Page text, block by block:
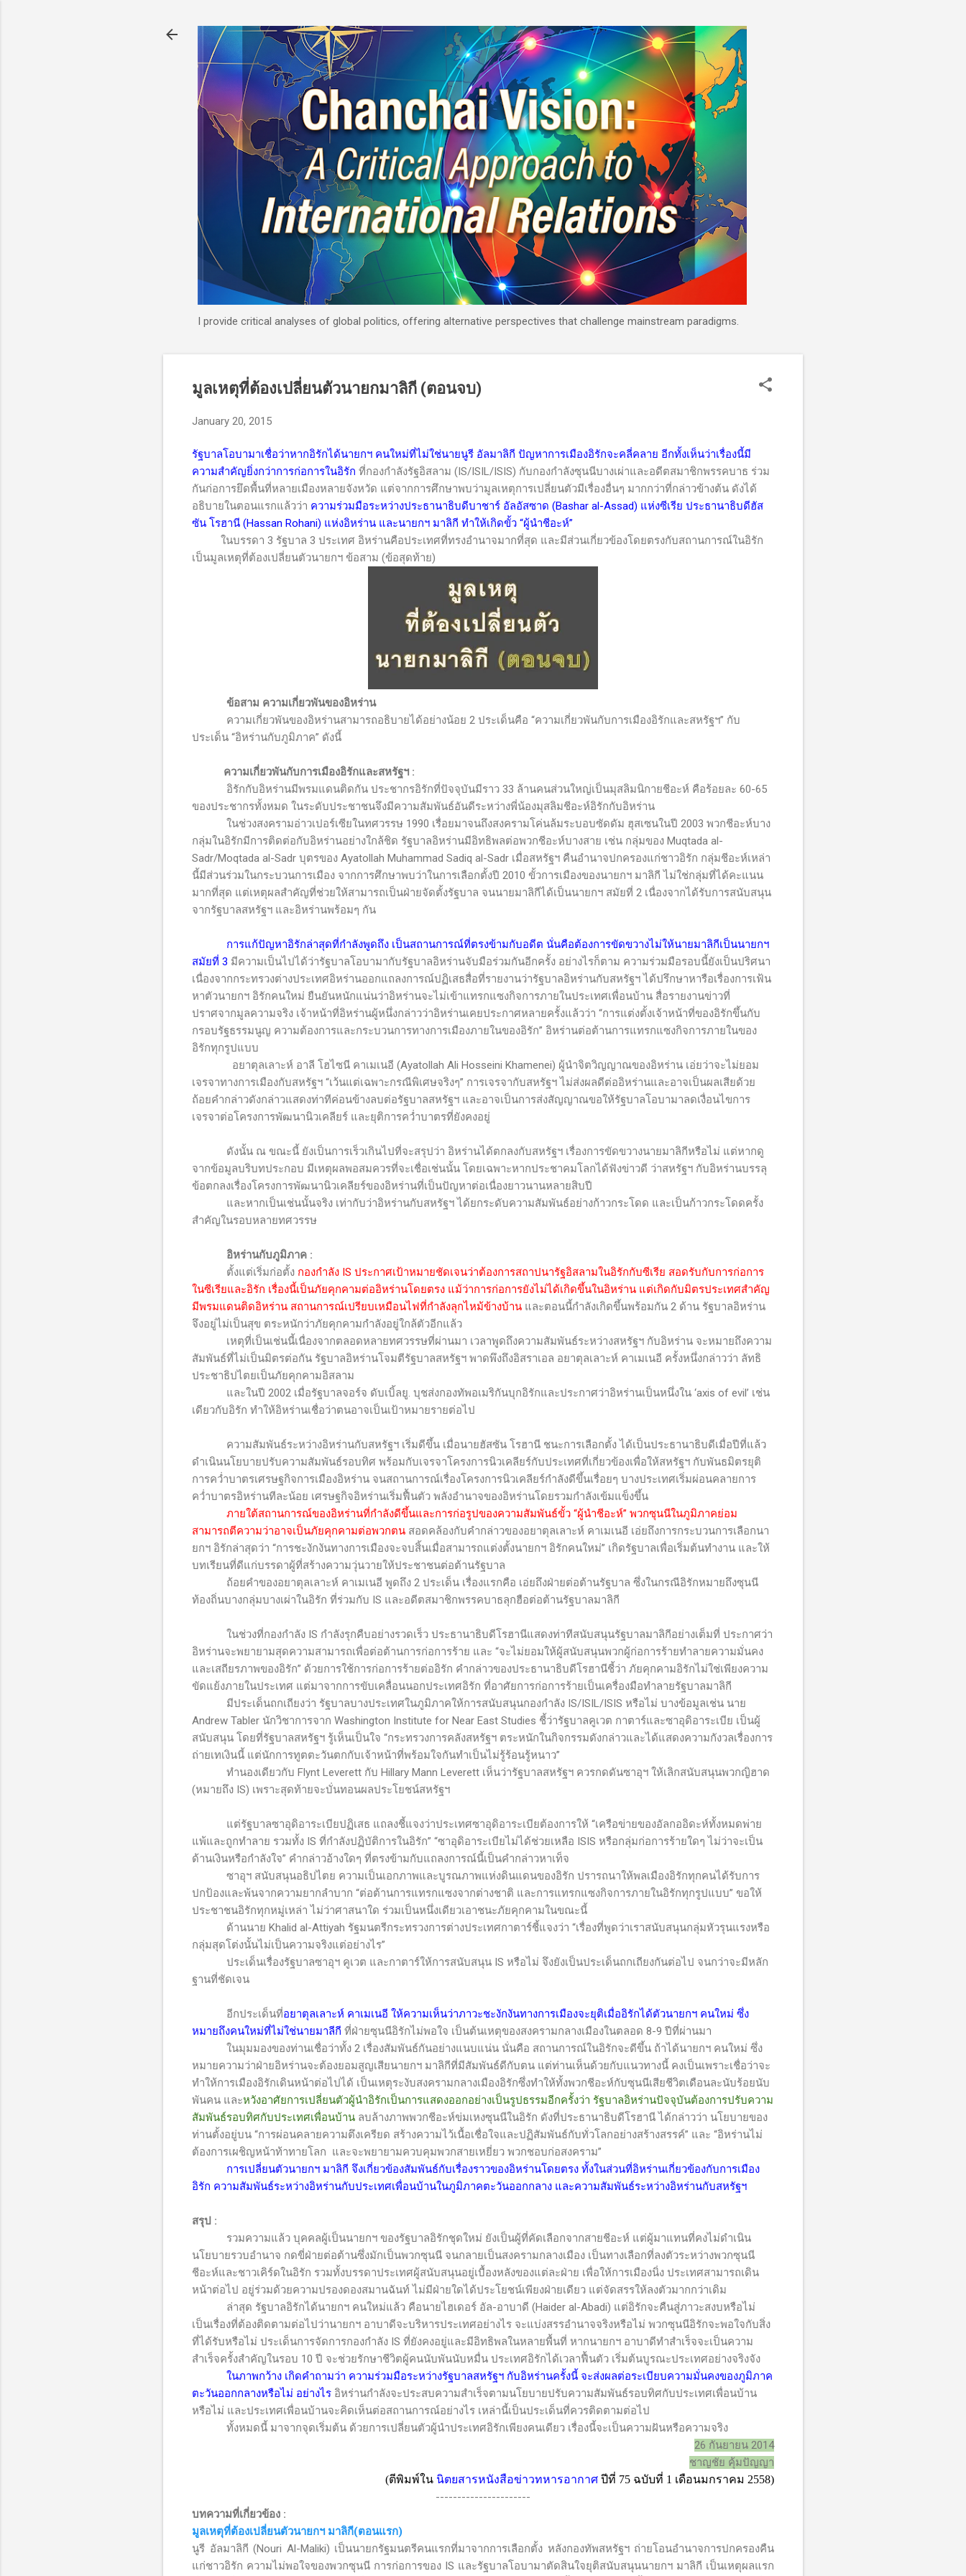
I provide critical analyses of global politics, offering alternative perspectives that challenge mainstream paradigms.
มูลเหตุที่ต้องเปลี่ยนตัวนายกมาลิกี (ตอนจบ)
January 20, 2015
รัฐบาลโอบามาเชื่อว่าหากอิรักได้นายกฯ คนใหม่ที่ไม่ใช่นายนูรี อัลมาลิกี ปัญหาการเมืองอิรักจะคลี่คลาย อีกทั้งเห็นว่าเรื่องนี้มี
ความสำคัญยิ่งกว่าการก่อการในอิรัก ที่กองกำลังรัฐอิสลาม (IS/ISIL/ISIS) กับกองกำลังซุนนีบางเผ่าและอดีตสมาชิกพรรคบาธ ร่วม
กันก่อการยึดพื้นที่หลายเมืองหลายจังหวัด แต่จากการศึกษาพบว่ามูลเหตุการเปลี่ยนตัวมีเรื่องอื่นๆ มากกว่าที่กล่าวข้างต้น ดังได้
อธิบายในตอนแรกแล้วว่า ความร่วมมือระหว่างประธานาธิบดีบาชาร์ อัลอัสซาด (Bashar al-Assad) แห่งซีเรีย ประธานาธิบดีฮัส
ซัน โรฮานี (Hassan Rohani) แห่งอิหร่าน และนายกฯ มาลิกี ทำให้เกิดขั้ว “ผู้นำชีอะห์”
ในบรรดา 3 รัฐบาล 3 ประเทศ อิหร่านคือประเทศที่ทรงอำนาจมากที่สุด และมีส่วนเกี่ยวข้องโดยตรงกับสถานการณ์ในอิรัก
เป็นมูลเหตุที่ต้องเปลี่ยนตัวนายกฯ ข้อสาม (ข้อสุดท้าย)
ข้อสาม ความเกี่ยวพันของอิหร่าน
ความเกี่ยวพันของอิหร่านสามารถอธิบายได้อย่างน้อย 2 ประเด็นคือ “ความเกี่ยวพันกับการเมืองอิรักและสหรัฐฯ” กับ
ประเด็น “อิหร่านกับภูมิภาค” ดังนี้
ความเกี่ยวพันกับการเมืองอิรักและสหรัฐฯ :
อิรักกับอิหร่านมีพรมแดนติดกัน ประชากรอิรักที่ปัจจุบันมีราว 33 ล้านคนส่วนใหญ่เป็นมุสลิมนิกายชีอะห์ คือร้อยละ 60-65
ของประชากรทั้งหมด ในระดับประชาชนจึงมีความสัมพันธ์อันดีระหว่างพี่น้องมุสลิมชีอะห์อิรักกับอิหร่าน
ในช่วงสงครามอ่าวเปอร์เซียในทศวรรษ 1990 เรื่อยมาจนถึงสงครามโค่นล้มระบอบซัดดัม ฮุสเซนในปี 2003 พวกชีอะห์บาง
กลุ่มในอิรักมีการติดต่อกับอิหร่านอย่างใกล้ชิด รัฐบาลอิหร่านมีอิทธิพลต่อพวกชีอะห์บางสาย เช่น กลุ่มของ Muqtada al-
Sadr/Moqtada al-Sadr บุตรของ Ayatollah Muhammad Sadiq al-Sadr เมื่อสหรัฐฯ คืนอำนาจปกครองแก่ชาวอิรัก กลุ่มชีอะห์เหล่า
นี้มีส่วนร่วมในกระบวนการเมือง จากการศึกษาพบว่าในการเลือกตั้งปี 2010 ขั้วการเมืองของนายกฯ มาลิกี ไม่ใช่กลุ่มที่ได้คะแนน
มากที่สุด แต่เหตุผลสำคัญที่ช่วยให้สามารถเป็นฝ่ายจัดตั้งรัฐบาล จนนายมาลิกีได้เป็นนายกฯ สมัยที่ 2 เนื่องจากได้รับการสนับสนุน
จากรัฐบาลสหรัฐฯ และอิหร่านพร้อมๆ กัน
การแก้ปัญหาอิรักล่าสุดที่กำลังพูดถึง เป็นสถานการณ์ที่ตรงข้ามกับอดีต นั่นคือต้องการขัดขวางไม่ให้นายมาลิกีเป็นนายกฯ
สมัยที่ 3 มีความเป็นไปได้ว่ารัฐบาลโอบามากับรัฐบาลอิหร่านจับมือร่วมกันอีกครั้ง อย่างไรก็ตาม ความร่วมมือรอบนี้ยังเป็นปริศนา
เนื่องจากกระทรวงต่างประเทศอิหร่านออกแถลงการณ์ปฏิเสธสื่อที่รายงานว่ารัฐบาลอิหร่านกับสหรัฐฯ ได้ปรึกษาหารือเรื่องการเฟ้น
หาตัวนายกฯ อิรักคนใหม่ ยืนยันหนักแน่นว่าอิหร่านจะไม่เข้าแทรกแซงกิจการภายในประเทศเพื่อนบ้าน สื่อรายงานข่าวที่
ปราศจากมูลความจริง เจ้าหน้าที่อิหร่านผู้หนึ่งกล่าวว่าอิหร่านเคยประกาศหลายครั้งแล้วว่า “การแต่งตั้งเจ้าหน้าที่ของอิรักขึ้นกับ
กรอบรัฐธรรมนูญ ความต้องการและกระบวนการทางการเมืองภายในของอิรัก” อิหร่านต่อต้านการแทรกแซงกิจการภายในของ
อิรักทุกรูปแบบ
อยาตุลเลาะห์ อาลี โฮไซนี คาเมเนอี (Ayatollah Ali Hosseini Khamenei) ผู้นำจิตวิญญาณของอิหร่าน เอ่ยว่าจะไม่ยอม
เจรจาทางการเมืองกับสหรัฐฯ “เว้นแต่เฉพาะกรณีพิเศษจริงๆ” การเจรจากับสหรัฐฯ ไม่ส่งผลดีต่ออิหร่านและอาจเป็นผลเสียด้วย
ถ้อยคำกล่าวดังกล่าวแสดงท่าทีค่อนข้างลบต่อรัฐบาลสหรัฐฯ และอาจเป็นการส่งสัญญาณขอให้รัฐบาลโอบามาลดเงื่อนไขการ
เจรจาต่อโครงการพัฒนานิวเคลียร์ และยุติการคว่ำบาตรที่ยังคงอยู่
ดังนั้น ณ ขณะนี้ ยังเป็นการเร็วเกินไปที่จะสรุปว่า อิหร่านได้ตกลงกับสหรัฐฯ เรื่องการขัดขวางนายมาลิกีหรือไม่ แต่หากดู
จากข้อมูลบริบทประกอบ มีเหตุผลพอสมควรที่จะเชื่อเช่นนั้น โดยเฉพาะหากประชาคมโลกได้ฟังข่าวดี ว่าสหรัฐฯ กับอิหร่านบรรลุ
ข้อตกลงเรื่องโครงการพัฒนานิวเคลียร์ของอิหร่านที่เป็นปัญหาต่อเนื่องยาวนานหลายสิบปี
และหากเป็นเช่นนั้นจริง เท่ากับว่าอิหร่านกับสหรัฐฯ ได้ยกระดับความสัมพันธ์อย่างก้าวกระโดด และเป็นก้าวกระโดดครั้ง
สำคัญในรอบหลายทศวรรษ
อิหร่านกับภูมิภาค :
ตั้งแต่เริ่มก่อตั้ง กองกำลัง IS ประกาศเป้าหมายชัดเจนว่าต้องการสถาปนารัฐอิสลามในอิรักกับซีเรีย สอดรับกับการก่อการ
ในซีเรียและอิรัก เรื่องนี้เป็นภัยคุกคามต่ออิหร่านโดยตรง แม้ว่าการก่อการยังไม่ได้เกิดขึ้นในอิหร่าน แต่เกิดกับมิตรประเทศสำคัญ
มีพรมแดนติดอิหร่าน สถานการณ์เปรียบเหมือนไฟที่กำลังลุกไหม้ข้างบ้าน และตอนนี้กำลังเกิดขึ้นพร้อมกัน 2 ด้าน รัฐบาลอิหร่าน
จึงอยู่ไม่เป็นสุข ตระหนักว่าภัยคุกคามกำลังอยู่ใกล้ตัวอีกแล้ว
เหตุที่เป็นเช่นนี้เนื่องจากตลอดหลายทศวรรษที่ผ่านมา เวลาพูดถึงความสัมพันธ์ระหว่างสหรัฐฯ กับอิหร่าน จะหมายถึงความ
สัมพันธ์ที่ไม่เป็นมิตรต่อกัน รัฐบาลอิหร่านโจมตีรัฐบาลสหรัฐฯ พาดพึงถึงอิสราเอล อยาตุลเลาะห์ คาเมเนอี ครั้งหนึ่งกล่าวว่า ลัทธิ
ประชาธิปไตยเป็นภัยคุกคามอิสลาม
และในปี 2002 เมื่อรัฐบาลจอร์จ ดับเบิ้ลยู. บุชส่งกองทัพอเมริกันบุกอิรักและประกาศว่าอิหร่านเป็นหนึ่งใน ‘axis of evil’ เช่น
เดียวกับอิรัก ทำให้อิหร่านเชื่อว่าตนอาจเป็นเป้าหมายรายต่อไป
ความสัมพันธ์ระหว่างอิหร่านกับสหรัฐฯ เริ่มดีขึ้น เมื่อนายฮัสซัน โรฮานี ชนะการเลือกตั้ง ได้เป็นประธานาธิบดีเมื่อปีที่แล้ว
ดำเนินนโยบายปรับความสัมพันธ์รอบทิศ พร้อมกับเจรจาโครงการนิวเคลียร์กับประเทศที่เกี่ยวข้องเพื่อให้สหรัฐฯ กับพันธมิตรยุติ
การคว่ำบาตรเศรษฐกิจการเมืองอิหร่าน จนสถานการณ์เรื่องโครงการนิวเคลียร์กำลังดีขึ้นเรื่อยๆ บางประเทศเริ่มผ่อนคลายการ
คว่ำบาตรอิหร่านทีละน้อย เศรษฐกิจอิหร่านเริ่มฟื้นตัว พลังอำนาจของอิหร่านโดยรวมกำลังเข้มแข็งขึ้น
ภายใต้สถานการณ์ของอิหร่านที่กำลังดีขึ้นและการก่อรูปของความสัมพันธ์ขั้ว “ผู้นำชีอะห์” พวกซุนนีในภูมิภาคย่อม
สามารถตีความว่าอาจเป็นภัยคุกคามต่อพวกตน สอดคล้องกับคำกล่าวของอยาตุลเลาะห์ คาเมเนอี เอ่ยถึงการกระบวนการเลือกนา
ยกฯ อิรักล่าสุดว่า “การชะงักงันทางการเมืองจะจบสิ้นเมื่อสามารถแต่งตั้งนายกฯ อิรักคนใหม่” เกิดรัฐบาลเพื่อเริ่มต้นทำงาน และให้
บทเรียนที่ดีแก่บรรดาผู้ที่สร้างความวุ่นวายให้ประชาชนต่อต้านรัฐบาล
ถ้อยคำของอยาตุลเลาะห์ คาเมเนอี พูดถึง 2 ประเด็น เรื่องแรกคือ เอ่ยถึงฝ่ายต่อต้านรัฐบาล ซึ่งในกรณีอิรักหมายถึงซุนนี
ท้องถิ่นบางกลุ่มบางเผ่าในอิรัก ที่ร่วมกับ IS และอดีตสมาชิกพรรคบาธลุกฮือต่อต้านรัฐบาลมาลิกี
ในช่วงที่กองกำลัง IS กำลังรุกคืบอย่างรวดเร็ว ประธานาธิบดีโรฮานีแสดงท่าทีสนับสนุนรัฐบาลมาลิกีอย่างเต็มที่ ประกาศว่า
อิหร่านจะพยายามสุดความสามารถเพื่อต่อต้านการก่อการร้าย และ “จะไม่ยอมให้ผู้สนับสนุนพวกผู้ก่อการร้ายทำลายความมั่นคง
และเสถียรภาพของอิรัก” ด้วยการใช้การก่อการร้ายต่ออิรัก คำกล่าวของประธานาธิบดีโรฮานีชี้ว่า ภัยคุกคามอิรักไม่ใช่เพียงความ
ขัดแย้งภายในประเทศ แต่มาจากการขับเคลื่อนนอกประเทศอิรัก ที่อาศัยการก่อการร้ายเป็นเครื่องมือทำลายรัฐบาลมาลิกี
มีประเด็นถกเถียงว่า รัฐบาลบางประเทศในภูมิภาคให้การสนับสนุนกองกำลัง IS/ISIL/ISIS หรือไม่ บางข้อมูลเช่น นาย
Andrew Tabler นักวิชาการจาก Washington Institute for Near East Studies ชี้ว่ารัฐบาลคูเวต กาตาร์และซาอุดิอาระเบีย เป็นผู้
สนับสนุน โดยที่รัฐบาลสหรัฐฯ รู้เห็นเป็นใจ “กระทรวงการคลังสหรัฐฯ ตระหนักในกิจกรรมดังกล่าวและได้แสดงความกังวลเรื่องการ
ถ่ายเทเงินนี้ แต่นักการทูตตะวันตกกับเจ้าหน้าที่พร้อมใจกันทำเป็นไม่รู้ร้อนรู้หนาว”
ทำนองเดียวกับ Flynt Leverett กับ Hillary Mann Leverett เห็นว่ารัฐบาลสหรัฐฯ ควรกดดันซาอุฯ ให้เลิกสนับสนุนพวกญิฮาด
(หมายถึง IS) เพราะสุดท้ายจะบั่นทอนผลประโยชน์สหรัฐฯ
แต่รัฐบาลซาอุดิอาระเบียปฏิเสธ แถลงชี้แจงว่าประเทศซาอุดิอาระเบียต้องการให้ “เครือข่ายของอัลกออิดะห์ทั้งหมดพ่าย
แพ้และถูกทำลาย รวมทั้ง IS ที่กำลังปฏิบัติการในอิรัก” “ซาอุดิอาระเบียไม่ได้ช่วยเหลือ ISIS หรือกลุ่มก่อการร้ายใดๆ ไม่ว่าจะเป็น
ด้านเงินหรือกำลังใจ” คำกล่าวอ้างใดๆ ที่ตรงข้ามกับแถลงการณ์นี้เป็นคำกล่าวหาเท็จ
ซาอุฯ สนับสนุนอธิปไตย ความเป็นเอกภาพและบูรณภาพแห่งดินแดนของอิรัก ปรารถนาให้พลเมืองอิรักทุกคนได้รับการ
ปกป้องและพ้นจากความยากลำบาก “ต่อต้านการแทรกแซงจากต่างชาติ และการแทรกแซงกิจการภายในอิรักทุกรูปแบบ” ขอให้
ประชาชนอิรักทุกหมู่เหล่า ไม่ว่าศาสนาใด ร่วมเป็นหนึ่งเดียวเอาชนะภัยคุกคามในขณะนี้
ด้านนาย Khalid al-Attiyah รัฐมนตรีกระทรวงการต่างประเทศกาตาร์ชี้แจงว่า “เรื่องที่พูดว่าเราสนับสนุนกลุ่มหัวรุนแรงหรือ
กลุ่มสุดโต่งนั้นไม่เป็นความจริงแต่อย่างไร”
ประเด็นเรื่องรัฐบาลซาอุฯ คูเวต และกาตาร์ให้การสนับสนุน IS หรือไม่ จึงยังเป็นประเด็นถกเถียงกันต่อไป จนกว่าจะมีหลัก
ฐานที่ชัดเจน
อีกประเด็นที่อยาตุลเลาะห์ คาเมเนอี ให้ความเห็นว่าภาวะชะงักงันทางการเมืองจะยุติเมื่ออิรักได้ตัวนายกฯ คนใหม่ ซึ่ง
หมายถึงคนใหม่ที่ไม่ใช่นายมาลีกี ที่ฝ่ายซุนนีอิรักไม่พอใจ เป็นต้นเหตุของสงครามกลางเมืองในตลอด 8-9 ปีที่ผ่านมา
ในมุมมองของท่านเชื่อว่าทั้ง 2 เรื่องสัมพันธ์กันอย่างแนบแน่น นั่นคือ สถานการณ์ในอิรักจะดีขึ้น ถ้าได้นายกฯ คนใหม่ ซึ่ง
หมายความว่าฝ่ายอิหร่านจะต้องยอมสูญเสียนายกฯ มาลิกีที่มีสัมพันธ์ดีกับตน แต่ท่านเห็นด้วยกับแนวทางนี้ คงเป็นเพราะเชื่อว่าจะ
ทำให้การเมืองอิรักเดินหน้าต่อไปได้ เป็นเหตุระงับสงครามกลางเมืองอิรักซึ่งทำให้ทั้งพวกชีอะห์กับซุนนีเสียชีวิตเดือนละนับร้อยนับ
พันคน และหวังอาศัยการเปลี่ยนตัวผู้นำอิรักเป็นการแสดงออกอย่างเป็นรูปธรรมอีกครั้งว่า รัฐบาลอิหร่านปัจจุบันต้องการปรับความ
สัมพันธ์รอบทิศกับประเทศเพื่อนบ้าน ลบล้างภาพพวกชีอะห์ข่มเหงซุนนีในอิรัก ดังที่ประธานาธิบดีโรฮานี ได้กล่าวว่า นโยบายของ
ท่านตั้งอยู่บน “การผ่อนคลายความตึงเครียด สร้างความไว้เนื้อเชื่อใจและปฏิสัมพันธ์กับทั่วโลกอย่างสร้างสรรค์” และ “อิหร่านไม่
ต้องการเผชิญหน้าท้าทายโลก และจะพยายามควบคุมพวกสายเหยี่ยว พวกชอบก่อสงคราม”
การเปลี่ยนตัวนายกฯ มาลิกี จึงเกี่ยวข้องสัมพันธ์กับเรื่องราวของอิหร่านโดยตรง ทั้งในส่วนที่อิหร่านเกี่ยวข้องกับการเมือง
อิรัก ความสัมพันธ์ระหว่างอิหร่านกับประเทศเพื่อนบ้านในภูมิภาคตะวันออกกลาง และความสัมพันธ์ระหว่างอิหร่านกับสหรัฐฯ
สรุป :
รวมความแล้ว บุคคลผู้เป็นนายกฯ ของรัฐบาลอิรักชุดใหม่ ยังเป็นผู้ที่คัดเลือกจากสายชีอะห์ แต่ผู้มาแทนที่คงไม่ดำเนิน
นโยบายรวบอำนาจ กดขี่ฝ่ายต่อต้านซึ่งมักเป็นพวกซุนนี จนกลายเป็นสงครามกลางเมือง เป็นทางเลือกที่ลงตัวระหว่างพวกซุนนี
ชีอะห์และชาวเคิร์ดในอิรัก รวมทั้งบรรดาประเทศผู้สนับสนุนอยู่เบื้องหลังของแต่ละฝ่าย เพื่อให้การเมืองนิ่ง ประเทศสามารถเดิน
หน้าต่อไป อยู่ร่วมด้วยความปรองดองสมานฉันท์ ไม่มีฝ่ายใดได้ประโยชน์เพียงฝ่ายเดียว แต่จัดสรรให้ลงตัวมากกว่าเดิม
ล่าสุด รัฐบาลอิรักได้นายกฯ คนใหม่แล้ว คือนายไฮเดอร์ อัล-อาบาดี (Haider al-Abadi) แต่อิรักจะคืนสู่ภาวะสงบหรือไม่
เป็นเรื่องที่ต้องติดตามต่อไปว่านายกฯ อาบาดีจะบริหารประเทศอย่างไร จะแบ่งสรรอำนาจจริงหรือไม่ พวกซุนนีอิรักจะพอใจกับสิ่ง
ที่ได้รับหรือไม่ ประเด็นการจัดการกองกำลัง IS ที่ยังคงอยู่และมีอิทธิพลในหลายพื้นที่ หากนายกฯ อาบาดีทำสำเร็จจะเป็นความ
สำเร็จครั้งสำคัญในรอบ 10 ปี จะช่วยรักษาชีวิตผู้คนนับพันนับหมื่น ประเทศอิรักได้เวลาฟื้นตัว เริ่มต้นบูรณะประเทศอย่างจริงจัง
ในภาพกว้าง เกิดคำถามว่า ความร่วมมือระหว่างรัฐบาลสหรัฐฯ กับอิหร่านครั้งนี้ จะส่งผลต่อระเบียบความมั่นคงของภูมิภาค
ตะวันออกกลางหรือไม่ อย่างไร อิหร่านกำลังจะประสบความสำเร็จตามนโยบายปรับความสัมพันธ์รอบทิศกับประเทศเพื่อนบ้าน
หรือไม่ และประเทศเพื่อนบ้านจะคิดเห็นต่อสถานการณ์อย่างไร เหล่านี้เป็นประเด็นที่ควรติดตามต่อไป
ทั้งหมดนี้ มาจากจุดเริ่มต้น ด้วยการเปลี่ยนตัวผู้นำประเทศอิรักเพียงคนเดียว เรื่องนี้จะเป็นความฝันหรือความจริง
26 กันยายน 2014
ชาญชัย คุ้มปัญญา
(ตีพิมพ์ใน นิตยสารหนังสือข่าวทหารอากาศ ปีที่ 75 ฉบับที่ 1 เดือนมกราคม 2558)
----------------------
บทความที่เกี่ยวข้อง :
มูลเหตุที่ต้องเปลี่ยนตัวนายกฯ มาลิกี(ตอนแรก)
นูรี อัลมาลิกี (Nouri Al-Maliki) เป็นนายกรัฐมนตรีคนแรกที่มาจากการเลือกตั้ง หลังกองทัพสหรัฐฯ ถ่ายโอนอำนาจการปกครองคืน
แก่ชาวอิรัก ความไม่พอใจของพวกซุนนี การก่อการของ IS และรัฐบาลโอบามาตัดสินใจยุติสนับสนุนนายกฯ มาลิกี เป็นเหตุผลแรก